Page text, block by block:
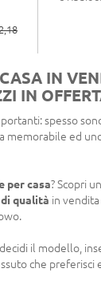
IN
IN
spesso
memorabile ed
per casa? Scopri
qualità in
il modello,
che preferisci